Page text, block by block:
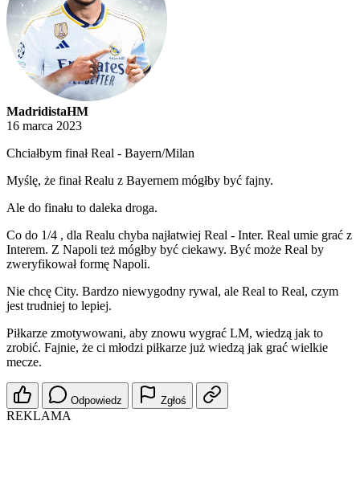
MadridistaHM
16 marca 2023
Chciałbym finał Real - Bayern/Milan
Myślę, że finał Realu z Bayernem mógłby być fajny.
Ale do finału to daleka droga.
Co do 1/4 , dla Realu chyba najłatwiej Real - Inter. Real umie grać z
Interem. Z Napoli też mógłby być ciekawy. Być może Real by
zweryfikował formę Napoli.
Nie chcę City. Bardzo niewygodny rywal, ale Real to Real, czym
jest trudniej to lepiej.
Piłkarze zmotywowani, aby znowu wygrać LM, wiedzą jak to
zrobić. Fajnie, że ci młodzi piłkarze już wiedzą jak grać wielkie
mecze.
Odpowiedz Zgłoś
REKLAMA